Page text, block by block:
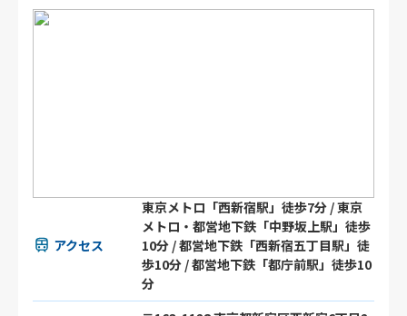
アクセス
東京メトロ「西新宿駅」徒歩7分 / 東京
メトロ・都営地下鉄「中野坂上駅」徒歩
10分 / 都営地下鉄「西新宿五丁目駅」徒
歩10分 / 都営地下鉄「都庁前駅」徒歩10
分